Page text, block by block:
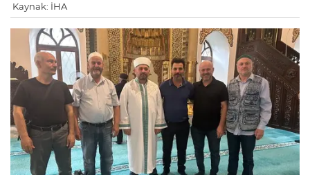
Kaynak: İHA